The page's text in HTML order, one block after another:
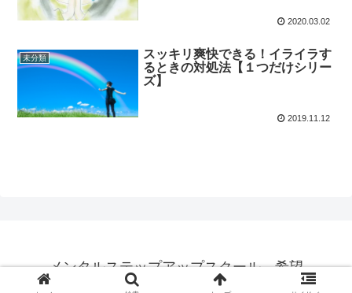
2020.03.02
未分類
スッキリ爽快できる！イライラす
るときの対処法【１つだけシリー
ズ】
2019.11.12
メンタルステップアップスクール 希望
© 2019 メンタルステップアップスクール 希望.